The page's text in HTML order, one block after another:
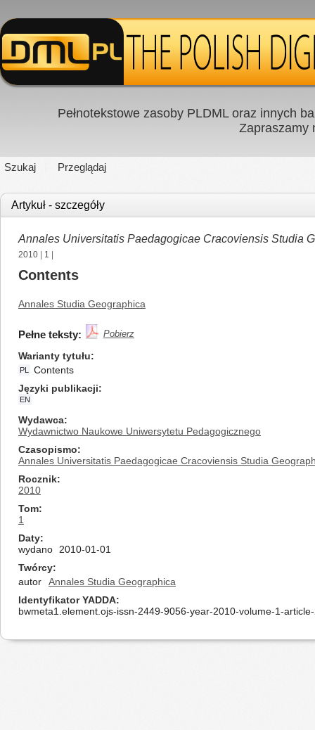
Pełnotekstowe zasoby PLDML oraz innych
Zapraszamy
Szukaj Przeglądaj
Artykuł - szczegóły
Annales Universitatis Paedagogicae Cracoviensis Studia
2010 1
Contents
Annales Studia Geographica
Pełne teksty: Pobierz
Warianty tytułu
PL
Contents
Języki publikacji
EN
Wydawca
Wydawnictwo Naukowe Uniwersytetu Pedagogicznego
Czasopismo
Annales Universitatis Paedagogicae Cracoviensis Studia
Rocznik
2010
Tom
1
Daty
wydano
2010-01-01
Twórcy
autor
Annales Studia Geographica
Identyfikator YADDA
bwmeta1.element.ojs-issn-2449-9056-year-2010-volume-1-